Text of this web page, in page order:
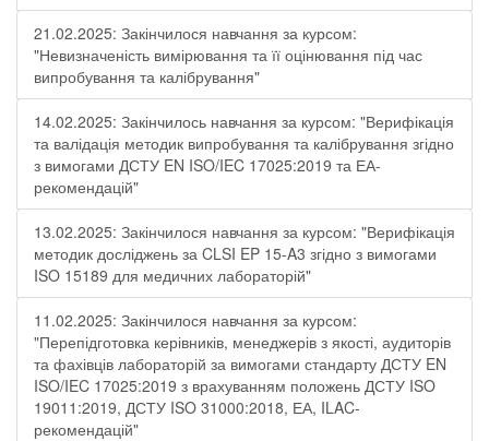
21.02.2025: Закінчилося навчання за курсом:
"Невизначеність вимірювання та її оцінювання під час
випробування та калібрування"
14.02.2025: Закінчилось навчання за курсом: "Верифікація
та валідація методик випробування та калібрування згідно
з вимогами ДСТУ EN ISO/IEC 17025:2019 та ЕА-
рекомендацій"
13.02.2025: Закінчилося навчання за курсом: "Верифікація
методик досліджень за CLSI EP 15-A3 згідно з вимогами
ISO 15189 для медичних лабораторій"
11.02.2025: Закінчилося навчання за курсом:
"Перепідготовка керівників, менеджерів з якості, аудиторів
та фахівців лабораторій за вимогами стандарту ДСТУ EN
ISO/IEC 17025:2019 з врахуванням положень ДСТУ ISO
19011:2019, ДСТУ ISO 31000:2018, ЕА, ILAC-
рекомендацій"